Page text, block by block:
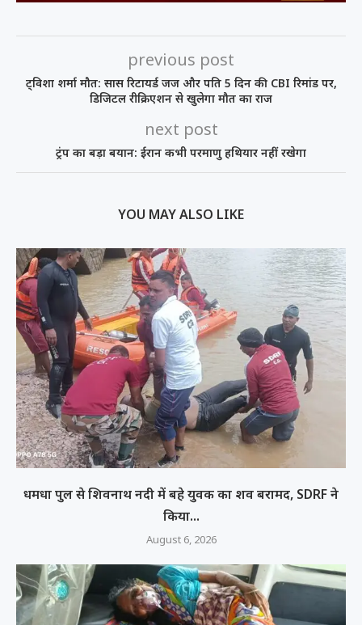
previous post
ट्विशा शर्मा मौत: सास रिटायर्ड जज और पति 5 दिन की CBI रिमांड पर,
डिजिटल रीक्रिएशन से खुलेगा मौत का राज
next post
ट्रंप का बड़ा बयान: ईरान कभी परमाणु हथियार नहीं रखेगा
YOU MAY ALSO LIKE
धमधा पुल से शिवनाथ नदी में बहे युवक का शव बरामद, SDRF ने
किया...
August 6, 2026